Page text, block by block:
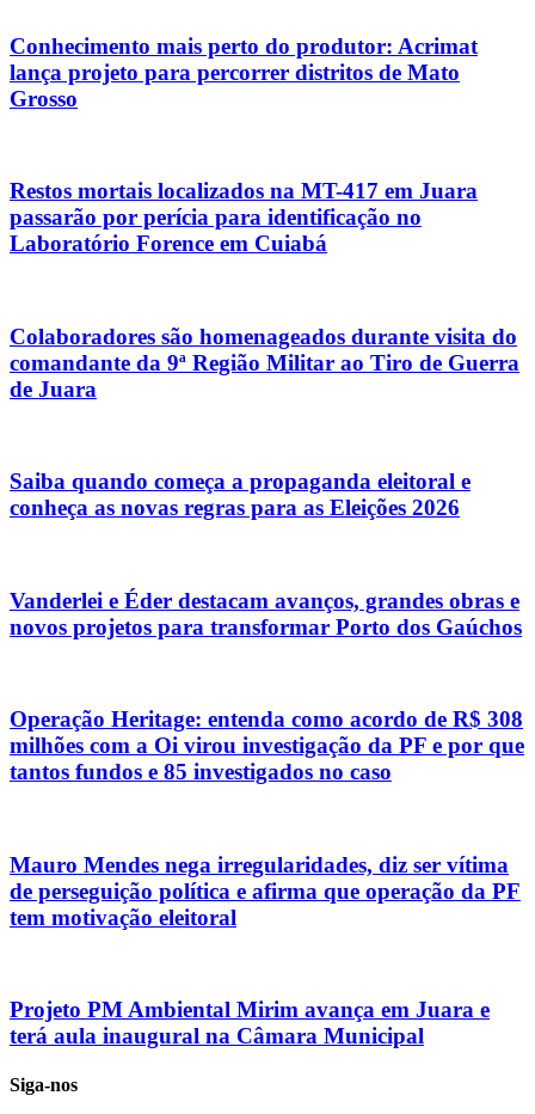
Conhecimento mais perto do produtor: Acrimat
lança projeto para percorrer distritos de Mato
Grosso
Restos mortais localizados na MT-417 em Juara
passarão por perícia para identificação no
Laboratório Forence em Cuiabá
Colaboradores são homenageados durante visita do
comandante da 9ª Região Militar ao Tiro de Guerra
de Juara
Saiba quando começa a propaganda eleitoral e
conheça as novas regras para as Eleições 2026
Vanderlei e Éder destacam avanços, grandes obras e
novos projetos para transformar Porto dos Gaúchos
Operação Heritage: entenda como acordo de R$ 308
milhões com a Oi virou investigação da PF e por que
tantos fundos e 85 investigados no caso
Mauro Mendes nega irregularidades, diz ser vítima
de perseguição política e afirma que operação da PF
tem motivação eleitoral
Projeto PM Ambiental Mirim avança em Juara e
terá aula inaugural na Câmara Municipal
Siga-nos